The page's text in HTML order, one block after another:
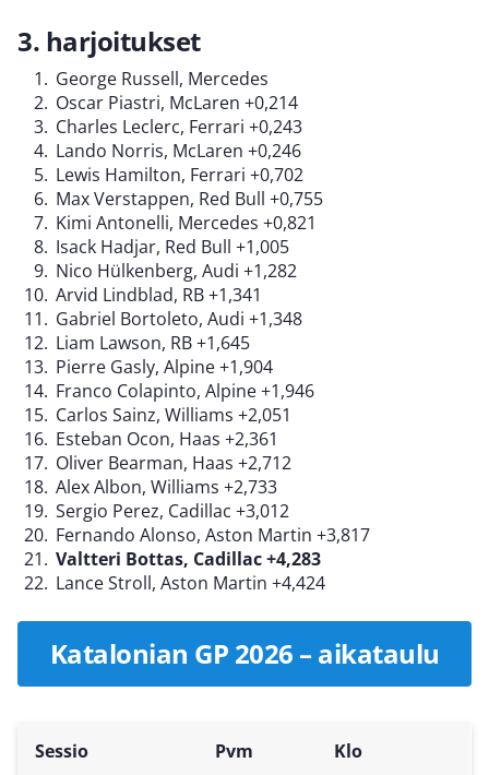
3. harjoitukset
George Russell, Mercedes
Oscar Piastri, McLaren +0,214
Charles Leclerc, Ferrari +0,243
Lando Norris, McLaren +0,246
Lewis Hamilton, Ferrari +0,702
Max Verstappen, Red Bull +0,755
Kimi Antonelli, Mercedes +0,821
Isack Hadjar, Red Bull +1,005
Nico Hülkenberg, Audi +1,282
Arvid Lindblad, RB +1,341
Gabriel Bortoleto, Audi +1,348
Liam Lawson, RB +1,645
Pierre Gasly, Alpine +1,904
Franco Colapinto, Alpine +1,946
Carlos Sainz, Williams +2,051
Esteban Ocon, Haas +2,361
Oliver Bearman, Haas +2,712
Alex Albon, Williams +2,733
Sergio Perez, Cadillac +3,012
Fernando Alonso, Aston Martin +3,817
Valtteri Bottas, Cadillac +4,283
Lance Stroll, Aston Martin +4,424
Katalonian GP 2026 – aikataulu
Sessio Pvm Klo